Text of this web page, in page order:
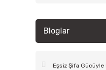
Bloglar
Eşsiz Şifa Gücüyle